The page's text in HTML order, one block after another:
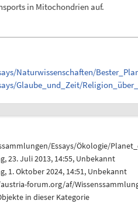
in Mitochondrien auf.
Naturwissenschaften/
Glaube_und_Zeit/
Essays/Ökologie/
23. Juli 2013, 14:55, Unbekannt
1. Oktober 2024, 14:51, Unbekannt
forum.org/af/
in dieser Kategorie